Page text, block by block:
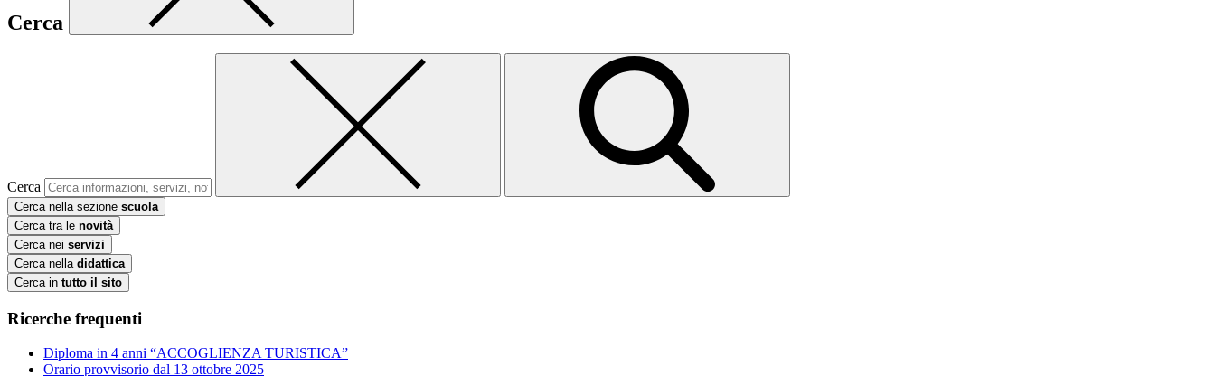
Cerca
Cerca
Cerca nella sezione scuola
Cerca tra le novità
Cerca nei servizi
Cerca nella didattica
Cerca in tutto il sito
Ricerche frequenti
Diploma in 4 anni “ACCOGLIENZA TURISTICA”
Orario provvisorio dal 13 ottobre 2025